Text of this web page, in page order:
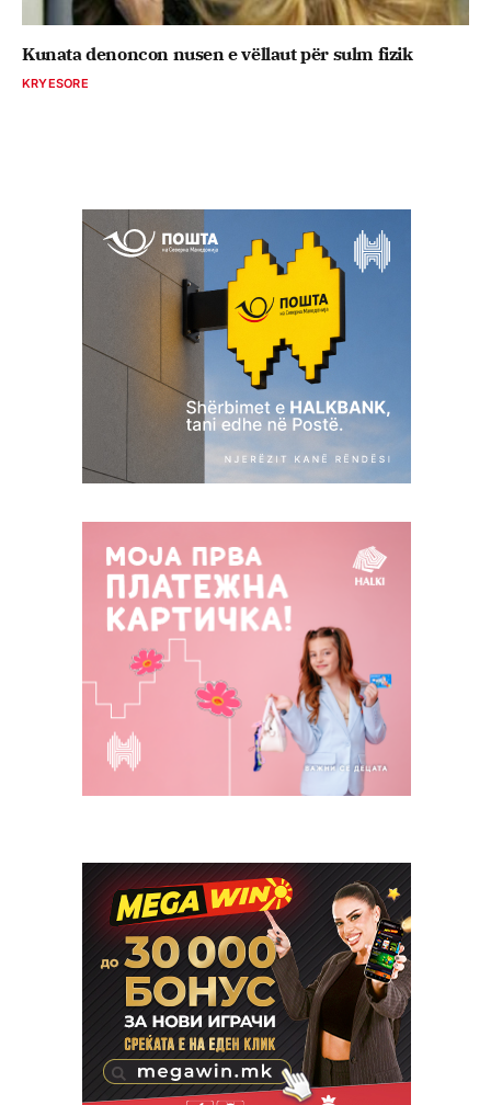
Kunata denoncon nusen e vëllaut për sulm fizik
KRYESORE